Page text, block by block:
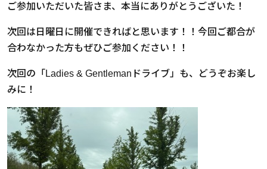
ご参加いただいた皆さま、本当にありがとうございた！
次回は日曜日に開催できればと思います！！今回ご都合が
合わなかった方もぜひご参加ください！！
次回の「Ladies & Gentlemanドライブ」も、どうぞお楽し
みに！